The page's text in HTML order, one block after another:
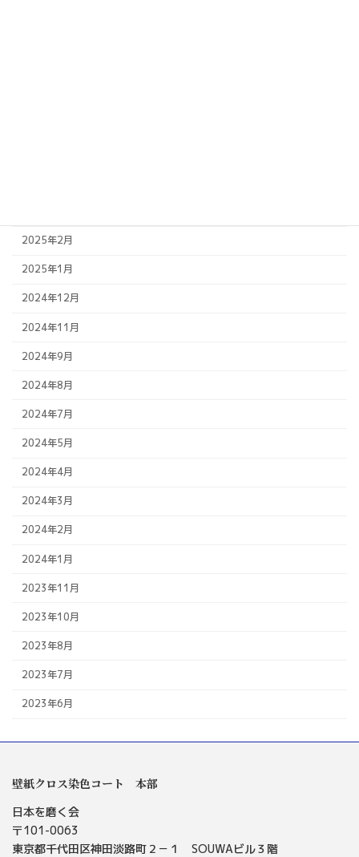
2025年2月
2025年1月
2024年12月
2024年11月
2024年9月
2024年8月
2024年7月
2024年5月
2024年4月
2024年3月
2024年2月
2024年1月
2023年11月
2023年10月
2023年8月
2023年7月
2023年6月
壁紙クロス染色コート 本部
日本を磨く会
〒101-0063
東京都千代田区神田淡路町２－１ SOUWAビル３階